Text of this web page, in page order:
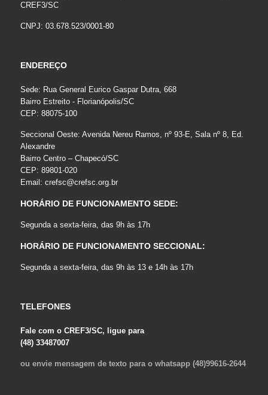
CREF3/SC
CNPJ: 03.678.523/0001-80
ENDEREÇO
Sede: Rua General Eurico Gaspar Dutra, 668
Bairro Estreito - Florianópolis/SC
CEP: 88075-100
Seccional Oeste: Avenida Nereu Ramos, nº 93-E, Sala nº 8, Ed.
Alexandre
Bairro Centro – Chapecó/SC
CEP: 89801-020
Email: crefsc@crefsc.org.br
HORÁRIO DE FUNCIONAMENTO SEDE:
Segunda a sexta-feira, das 9h às 17h
HORÁRIO DE FUNCIONAMENTO SECCIONAL:
Segunda a sexta-feira, das 9h às 13 e 14h às 17h
TELEFONES
Fale com o CREF3/SC, ligue para
(48) 33487007
ou envie mensagem de texto para o whatsapp (48)99616-2644